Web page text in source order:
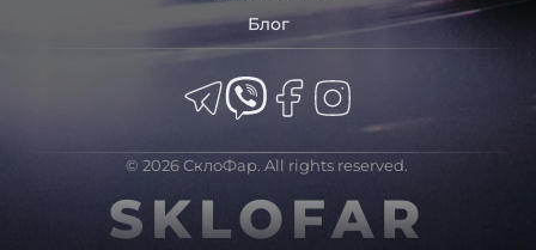
Блог
© 2026 СклоФар. All rights reserved.
SKLOFAR